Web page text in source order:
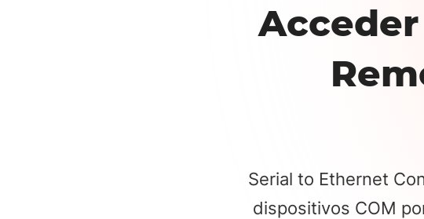
Serial to Ethernet
dispositivos COM